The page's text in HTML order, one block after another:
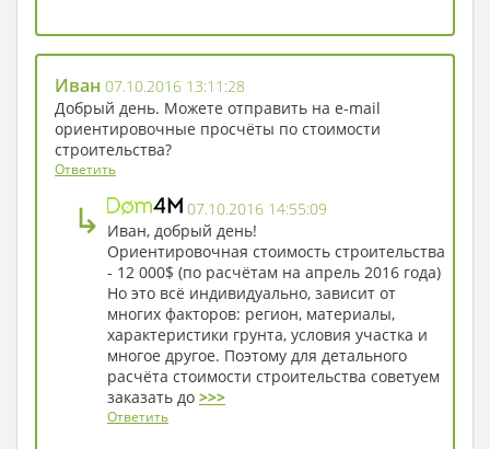
Иван 07.10.2016 13:11:28
Добрый день. Можете отправить на e-mail
ориентировочные просчёты по стоимости
строительства?
Ответить
↳
07.10.2016 14:55:09
Иван, добрый день!
Ориентировочная стоимость строительства
- 12 000$ (по расчётам на апрель 2016 года)
Но это всё индивидуально, зависит от
многих факторов: регион, материалы,
характеристики грунта, условия участка и
многое другое. Поэтому для детального
расчёта стоимости строительства советуем
заказать до >>>
Ответить